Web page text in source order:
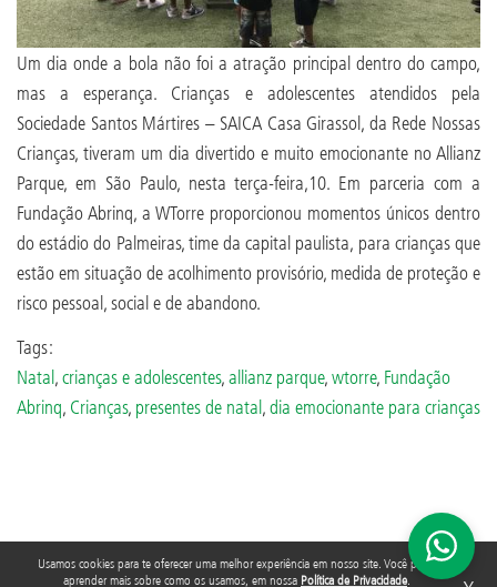
Usamos cookies para te oferecer uma melhor experiência em nosso site. Você pode
aprender mais sobre como os usamos, em nossa Política de Privacidade.
Um dia onde a bola não foi a atração principal dentro do campo,
mas a esperança. Crianças e adolescentes atendidos pela
Sociedade Santos Mártires – SAICA Casa Girassol, da Rede Nossas
Crianças, tiveram um dia divertido e muito emocionante no Allianz
Parque, em São Paulo, nesta terça-feira,10. Em parceria com a
Fundação Abrinq, a WTorre proporcionou momentos únicos dentro
do estádio do Palmeiras, time da capital paulista, para crianças que
estão em situação de acolhimento provisório, medida de proteção e
risco pessoal, social e de abandono.
Tags:
Natal,crianças e adolescentes,allianz parque,wtorre, Fundação
Abrinq, Crianças, presentes de natal,dia emocionante para crianças